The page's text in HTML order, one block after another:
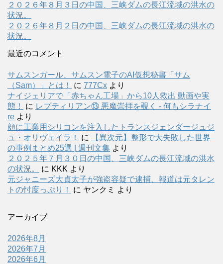
２０２６年８月３日の中国、三峡ダムの長江流域の洪水の
状況。
２０２６年８月２日の中国、三峡ダムの長江流域の洪水の
状況。
最近のコメント
サムスンガール、サムスン電子のAI仮想秘書「サム
（Sam）」とは！
に 777Cx より
ナイジェリアで「赤ちゃん工場」から10人救出 動画や実
態！
に レプティリアン⑬ 悪魔崇拝を覗く - 何もシラナイ
re より
顔に工業用シリコンを注入したトランスジェンダージュジ
ュ・オリヴェイラ！
に
【異次元】整形で大失敗した世界
の事例まとめ25選 | 週刊文集 より
２０２５年７月３０日の中国、三峡ダムの長江流域の洪水
の状況。
に KKK より
元ジャニーズ大貞太子が強盗容疑で逮捕、報道は元タレン
トの忖度っぷり！
に ヤンクミ より
アーカイブ
2026年8月
2026年7月
2026年6月